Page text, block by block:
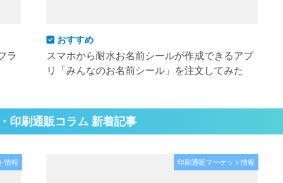
ラ
おすすめ
スマホから耐水お名前シールが作成できるアプ
リ「みんなのお名前シール」を注文してみた
印刷通販コラム 新着記事
情報 印刷通販マーケット情報